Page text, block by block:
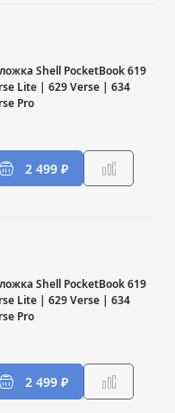
Shell PocketBook 619
Lite | 629 Verse | 634
Pro
2 499 ₽
Shell PocketBook 619
Lite | 629 Verse | 634
Pro
2 499 ₽